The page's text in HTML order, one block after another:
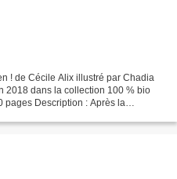
! de Cécile Alix illustré par Chadia
2018 dans la collection 100 % bio
pages Description : Après la